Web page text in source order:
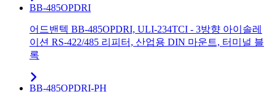
BB-485OPDRI
어드밴텍 BB-485OPDRI, ULI-234TCI - 3방향 아이솔레
이션 RS-422/485 리피터, 산업용 DIN 마운트, 터미널 블
록
BB-485OPDRI-PH